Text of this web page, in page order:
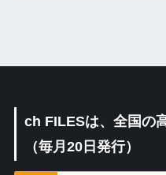
ch FILESは、全国の
（毎月20日発行）